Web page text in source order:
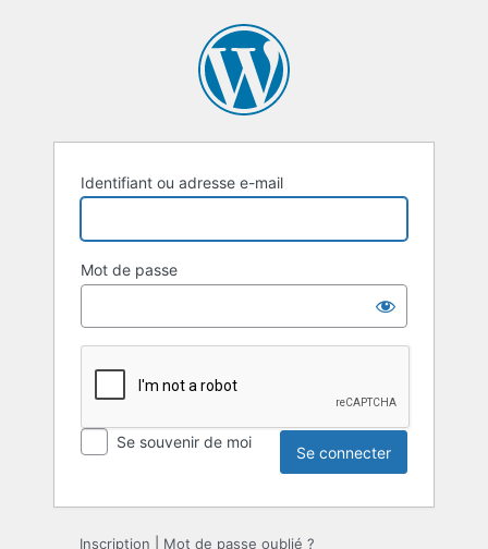
Identifiant ou adresse e-mail
Mot de passe
Se souvenir de moi
Inscription Mot de passe oublié ?